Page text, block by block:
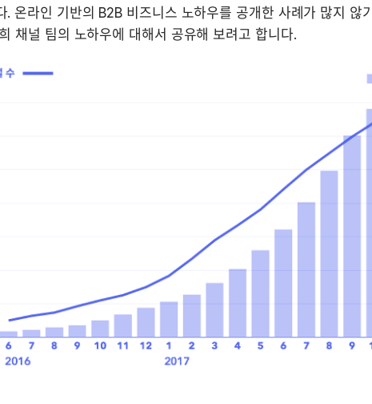
. 온라인 기반의 B2B 비즈니스 노하우를 공개한 사례가 많지 않
채널 팀의 노하우에 대해서 공유해 보려고 합니다.